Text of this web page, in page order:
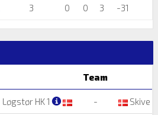
3 0 0 3 -31
Team
Løgstør HK 1 - Skive